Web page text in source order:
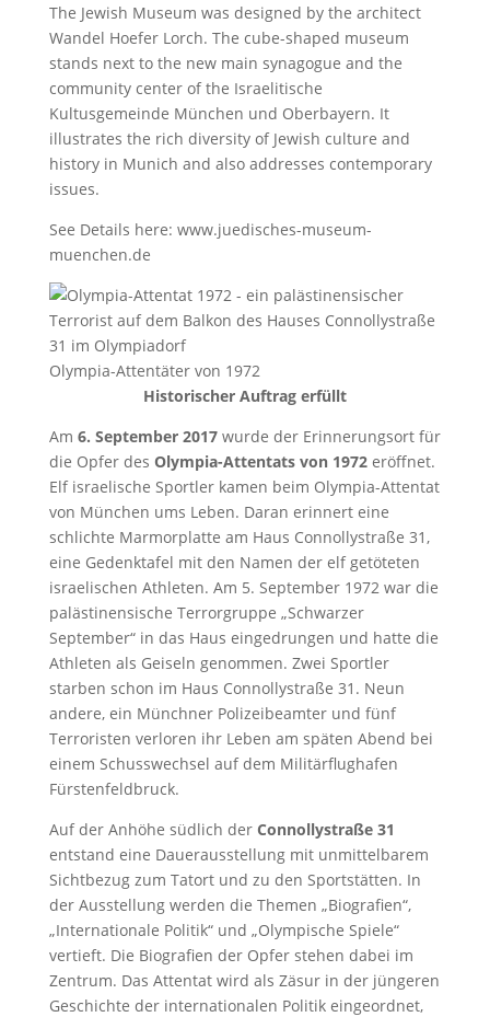
The Jewish Museum was designed by the architect
Wandel Hoefer Lorch. The cube-shaped museum
stands next to the new main synagogue and the
community center of the Israelitische
Kultusgemeinde München und Oberbayern. It
illustrates the rich diversity of Jewish culture and
history in Munich and also addresses contemporary
issues.
See Details here: www.juedisches-museum-
muenchen.de
Olympia-Attentäter von 1972
Historischer Auftrag erfüllt
Am 6. September 2017wurde der Erinnerungsort für
die Opfer des Olympia-Attentats von 1972 eröffnet.
Elf israelische Sportler kamen beim Olympia-Attentat
von München ums Leben. Daran erinnert eine
schlichte Marmorplatte am Haus Connollystraße 31,
eine Gedenktafel mit den Namen der elf getöteten
israelischen Athleten. Am 5. September 1972 war die
palästinensische Terrorgruppe „Schwarzer
September“ in das Haus eingedrungen und hatte die
Athleten als Geiseln genommen. Zwei Sportler
starben schon im Haus Connollystraße 31. Neun
andere, ein Münchner Polizeibeamter und fünf
Terroristen verloren ihr Leben am späten Abend bei
einem Schusswechsel auf dem Militärflughafen
Fürstenfeldbruck.
Auf der Anhöhe südlich derConnollystraße 31
entstand eine Dauerausstellung mit unmittelbarem
Sichtbezug zum Tatort und zu den Sportstätten. In
der Ausstellung werden die Themen „Biografien“,
„Internationale Politik“ und „Olympische Spiele“
vertieft. Die Biografien der Opfer stehen dabei im
Zentrum. Das Attentat wird als Zäsur in der jüngeren
Geschichte der internationalen Politik eingeordnet,